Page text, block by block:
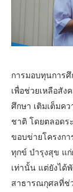
การมอบทุนการ
เพื่อช่วยเหลือสัง
ศึกษา เติมเต็มค
ชาติ โดยตลอดร
ขอบข่ายโครงกา
ทุกข์ บำรุงสุข แ
เท่านั้น แต่ยังได้
สาธารณกุศลที่ช่